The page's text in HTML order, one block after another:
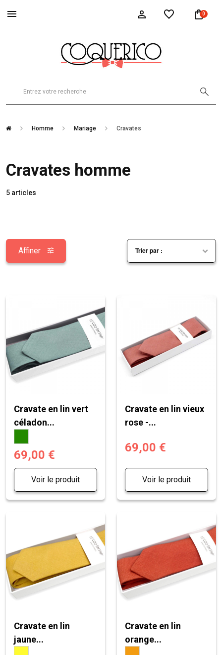
0
Homme Mariage Cravates
Cravates homme
5 articles
Affiner
Cravate en lin vert
céladon...
69,00 €
Voir le produit
Cravate en lin vieux
rose -...
69,00 €
Voir le produit
Cravate en lin
jaune...
Cravate en lin
orange...